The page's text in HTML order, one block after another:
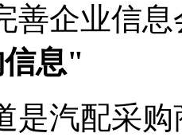
善企业信
息"
是汽配采